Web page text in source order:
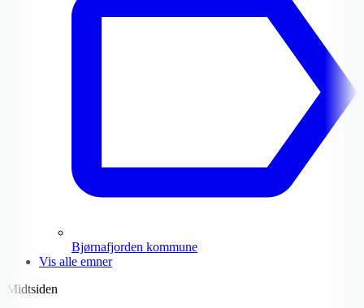
Bjørnafjorden kommune
Vis alle emner
Midtsiden